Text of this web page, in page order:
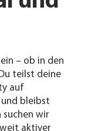
– ob in den
teilst deine
auf
bleibst
suchen wir
aktiver